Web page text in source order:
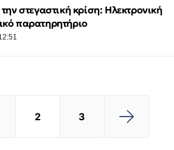
στεγαστική κρίση: Ηλεκτρονική
παρατηρητήριο
2 3